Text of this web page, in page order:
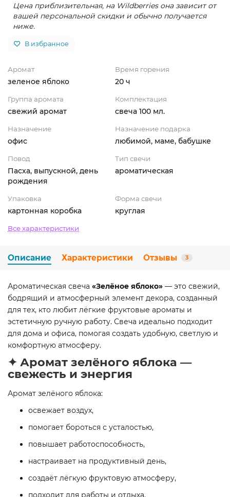
Цена приблизительная, на Wildberries она зависит от
вашей персональной скидки и обычно получается
ниже.
В избранное
Аромат
зеленое яблоко
Время горения
20 ч
Группа аромата
свежий аромат
Комплектация
свеча 100 мл.
Назначение
офис
Назначение подарка
любимой, маме, бабушке
Повод
Пасха, выпускной, день
рождения
Тип свечи
ароматическая
Упаковка
картонная коробка
Форма свечи
круглая
Все характеристики
Описание Характеристики Отзывы 3
Ароматическая свеча «Зелёное яблоко» — это свежий,
бодрящий и атмосферный элемент декора, созданный
для тех, кто любит лёгкие фруктовые ароматы и
эстетичную ручную работу. Свеча идеально подходит
для дома и офиса, помогая создать удобную, светлую и
комфортную атмосферу.
✦ Аромат зелёного яблока —
свежесть и энергия
Аромат зелёного яблока:
освежает воздух,
помогает бороться с усталостью,
повышает работоспособность,
настраивает на продуктивный день,
создаёт лёгкую фруктовую атмосферу,
подходит для работы и отдыха.